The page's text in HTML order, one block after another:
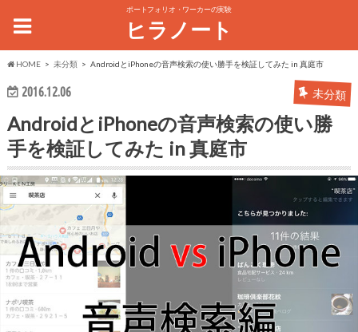
ポートフォリオ・ワーカーの実験
ヒラノート
HOME 未分類 AndroidとiPhoneの音声検索の使い勝手を検証してみた in 真庭市
2016.12.06 未分類
AndroidとiPhoneの音声検索の使い勝
手を検証してみた in 真庭市